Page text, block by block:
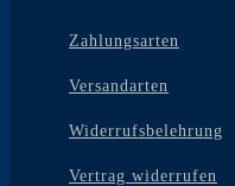
Zahlungsarten
Versandarten
Widerrufsbelehrung
Vertrag widerrufen